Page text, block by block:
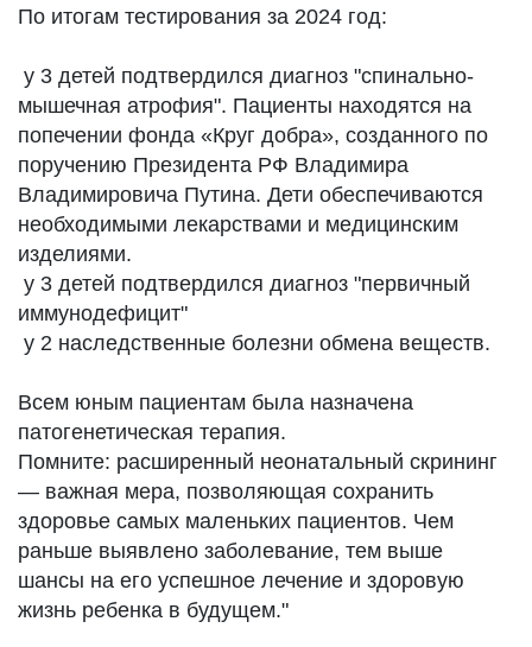
По итогам тестирования за 2024 год:
у 3 детей подтвердился диагноз "спинально-
мышечная атрофия". Пациенты находятся на
попечении фонда «Круг добра», созданного по
поручению Президента РФ Владимира
Владимировича Путина. Дети обеспечиваются
необходимыми лекарствами и медицинским
изделиями.
у 3 детей подтвердился диагноз "первичный
иммунодефицит"
у 2 наследственные болезни обмена веществ.
Всем юным пациентам была назначена
патогенетическая терапия.
Помните: расширенный неонатальный скрининг
— важная мера, позволяющая сохранить
здоровье самых маленьких пациентов. Чем
раньше выявлено заболевание, тем выше
шансы на его успешное лечение и здоровую
жизнь ребенка в будущем."